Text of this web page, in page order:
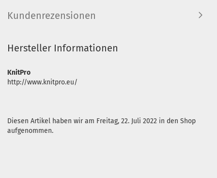
Kundenrezensionen
Hersteller Informationen
KnitPro
http://www.knitpro.eu/
Diesen Artikel haben wir am Freitag, 22. Juli 2022 in den Shop
aufgenommen.